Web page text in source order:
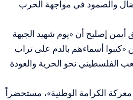
والصمود في مواجهة الحرب
أيمن إصليح أن «يوم شهيد الجبهة
«كتبوا أسماءهم بالدم على تراب
الفلسطيني نحو الحرية والعودة
الكرامة الوطنية»، مستحضراً